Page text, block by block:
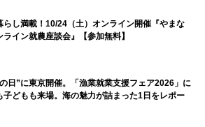
らし満載！10/24（土）オンライン開催『やまな
ライン就農座談会』【参加無料】
日”に東京開催。「漁業就業支援フェア2026」に
子どもも来場。海の魅力が詰まった1日をレポー